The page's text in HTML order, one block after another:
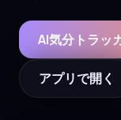
AI気分トラッ
アプリで開く